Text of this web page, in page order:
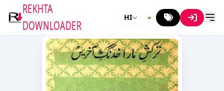
REKHTA
DOWNLOADER
HI